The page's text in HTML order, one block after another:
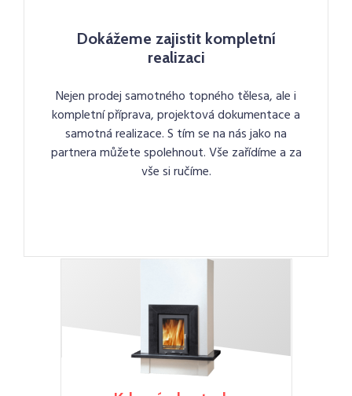
Dokážeme zajistit kompletní
realizaci
Nejen prodej samotného topného tělesa, ale i
kompletní příprava, projektová dokumentace a
samotná realizace. S tím se na nás jako na
partnera můžete spolehnout. Vše zařídíme a za
vše si ručíme.